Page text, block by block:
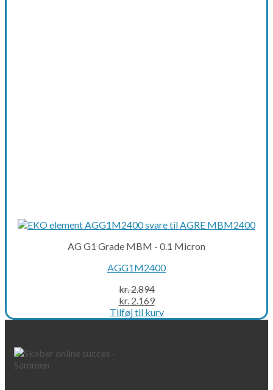
AG G1 Grade MBM - 0.1 Micron
AGG1M2400
kr.2.894
Original
price
was:
kr.2.169Current
price
is:
Tilføj til kurv